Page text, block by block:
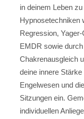
in deinem Leben
Hypnosetechniken
Regression,
EMDR sowie
Chakrenausgleich
deine innere
Engelwesen und
Sitzungen ein.
individuellen